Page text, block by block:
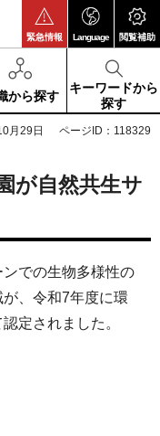
緊急情報 Language 閲覧補助
から探す
キーワードから
探す
月29日 ページID：118329
が自然共生サ
での生物多様性の
、令和7年度に環
定されました。